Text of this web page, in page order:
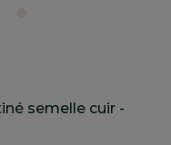
semelle cuir -